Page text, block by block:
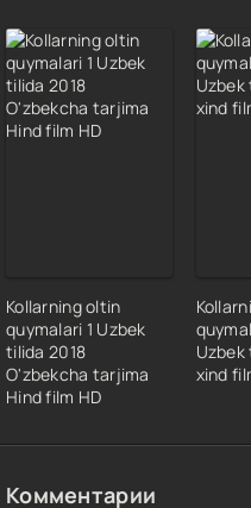
Kollarning oltin
quymalari 1 Uzbek
tilida 2018
O'zbekcha tarjima
Hind film HD
xind
Комментарии